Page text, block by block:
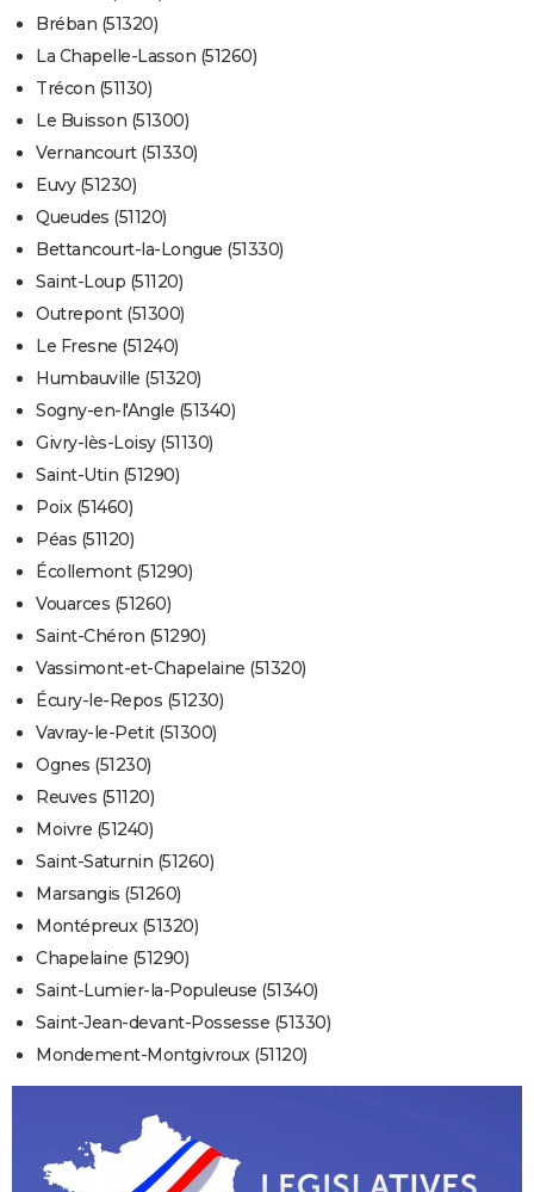
Bréban (51320)
La Chapelle-Lasson (51260)
Trécon (51130)
Le Buisson (51300)
Vernancourt (51330)
Euvy (51230)
Queudes (51120)
Bettancourt-la-Longue (51330)
Saint-Loup (51120)
Outrepont (51300)
Le Fresne (51240)
Humbauville (51320)
Sogny-en-l'Angle (51340)
Givry-lès-Loisy (51130)
Saint-Utin (51290)
Poix (51460)
Péas (51120)
Écollemont (51290)
Vouarces (51260)
Saint-Chéron (51290)
Vassimont-et-Chapelaine (51320)
Écury-le-Repos (51230)
Vavray-le-Petit (51300)
Ognes (51230)
Reuves (51120)
Moivre (51240)
Saint-Saturnin (51260)
Marsangis (51260)
Montépreux (51320)
Chapelaine (51290)
Saint-Lumier-la-Populeuse (51340)
Saint-Jean-devant-Possesse (51330)
Mondement-Montgivroux (51120)